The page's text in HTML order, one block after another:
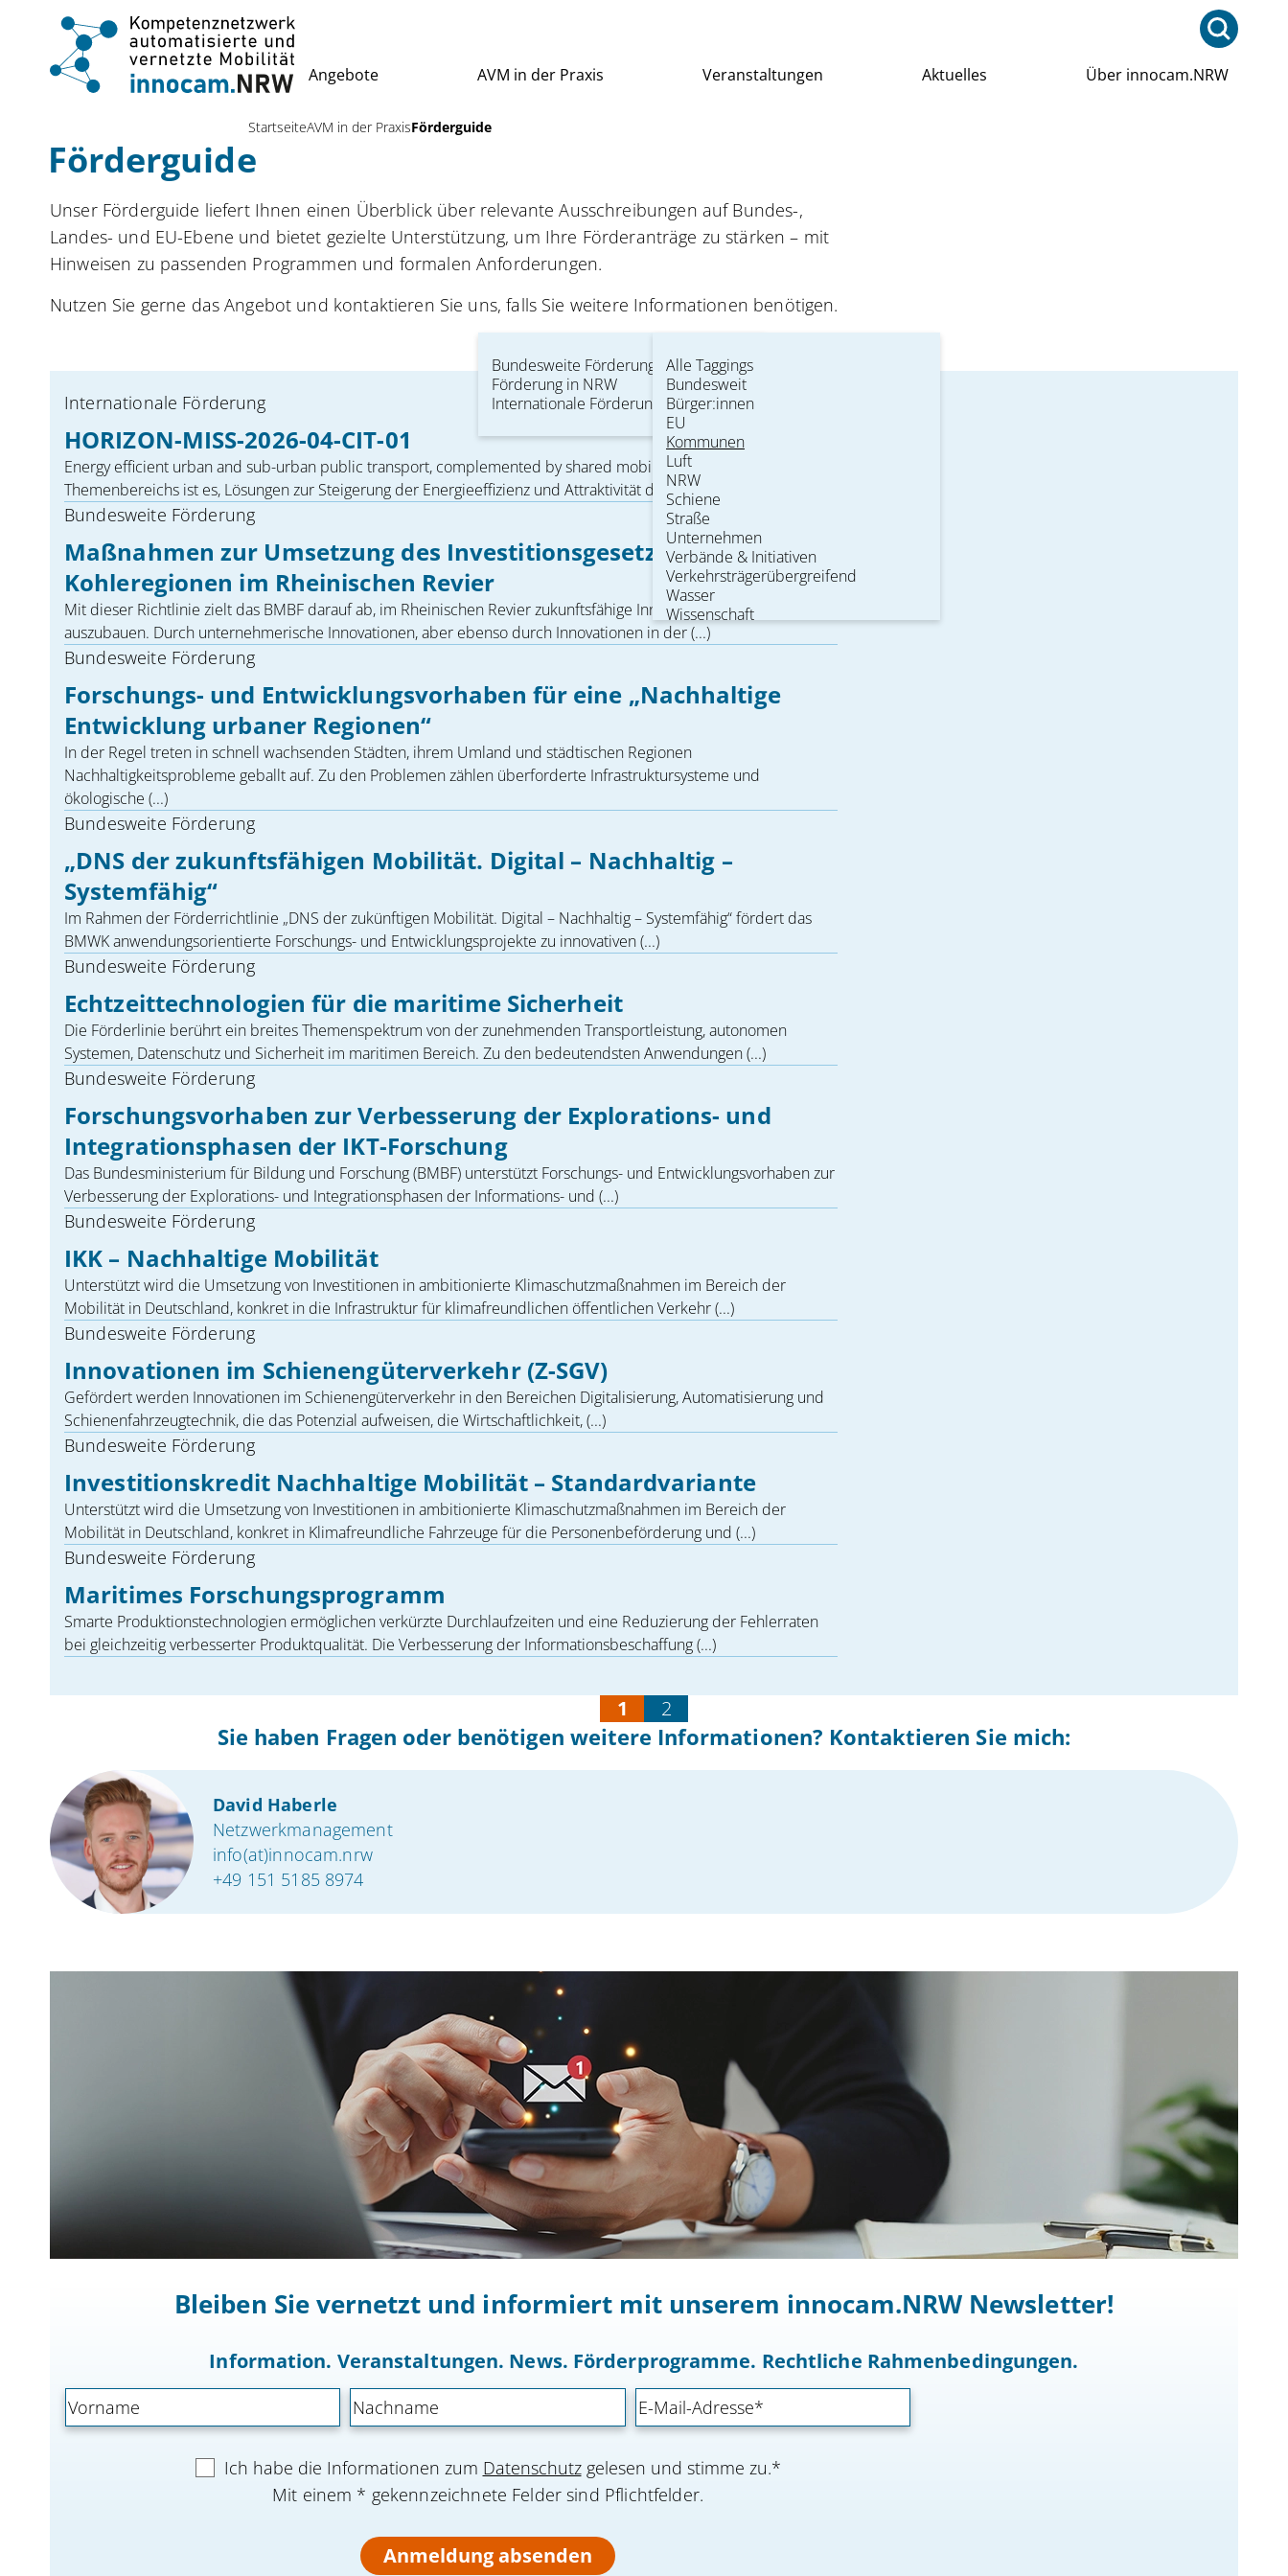
Angebote AVM in der Praxis Veranstaltungen Aktuelles Über innocam.NRW
StartseiteAVM in der PraxisFörderguide
Förderguide
Unser Förderguide liefert Ihnen einen Überblick über relevante Ausschreibungen auf Bundes-,
Landes- und EU-Ebene und bietet gezielte Unterstützung, um Ihre Förderanträge zu stärken – mit
Hinweisen zu passenden Programmen und formalen Anforderungen.
Nutzen Sie gerne das Angebot und kontaktieren Sie uns, falls Sie weitere Informationen benötigen.
Bundesweite Förderung
Förderung in NRW
Internationale Förderung
Alle Taggings
Bundesweit
Bürger:innen
EU
Kommunen
Luft
NRW
Schiene
Straße
Unternehmen
Verbände & Initiativen
Verkehrsträgerübergreifend
Wasser
Wissenschaft
HORIZON-MISS-2026-04-CIT-01
Internationale Förderung
Energy efficient urban and sub-urban public transport, complemented by shared mobility Ziel dieses
Themenbereichs ist es, Lösungen zur Steigerung der Energieeffizienz und Attraktivität des (...)
Maßnahmen zur Umsetzung des Investitionsgesetzes
Kohleregionen im Rheinischen Revier
Bundesweite Förderung
Mit dieser Richtlinie zielt das BMBF darauf ab, im Rheinischen Revier zukunftsfähige Innovationsfelder auf- und
auszubauen. Durch unternehmerische Innovationen, aber ebenso durch Innovationen in der (...)
Forschungs- und Entwicklungsvorhaben für eine „Nachhaltige
Entwicklung urbaner Regionen“
Bundesweite Förderung
In der Regel treten in schnell wachsenden Städten, ihrem Umland und städtischen Regionen
Nachhaltigkeitsprobleme geballt auf. Zu den Problemen zählen überforderte Infrastruktursysteme und
ökologische (...)
„DNS der zukunftsfähigen Mobilität. Digital – Nachhaltig –
Systemfähig“
Bundesweite Förderung
Im Rahmen der Förderrichtlinie „DNS der zukünftigen Mobilität. Digital – Nachhaltig – Systemfähig“ fördert das
BMWK anwendungsorientierte Forschungs- und Entwicklungsprojekte zu innovativen (...)
Echtzeittechnologien für die maritime Sicherheit
Bundesweite Förderung
Die Förderlinie berührt ein breites Themenspektrum von der zunehmenden Transportleistung, autonomen
Systemen, Datenschutz und Sicherheit im maritimen Bereich. Zu den bedeutendsten Anwendungen (...)
Forschungsvorhaben zur Verbesserung der Explorations- und
Integrationsphasen der IKT-Forschung
Bundesweite Förderung
Das Bundesministerium für Bildung und Forschung (BMBF) unterstützt Forschungs- und Entwicklungsvorhaben zur
Verbesserung der Explorations- und Integrationsphasen der Informations- und (...)
IKK – Nachhaltige Mobilität
Bundesweite Förderung
Unterstützt wird die Umsetzung von Investitionen in ambitionierte Klimaschutzmaßnahmen im Bereich der
Mobilität in Deutschland, konkret in die Infrastruktur für klimafreundlichen öffentlichen Verkehr (...)
Innovationen im Schienengüterverkehr (Z-SGV)
Bundesweite Förderung
Gefördert werden Innovationen im Schienengüterverkehr in den Bereichen Digitalisierung, Automatisierung und
Schienenfahrzeugtechnik, die das Potenzial aufweisen, die Wirtschaftlichkeit, (...)
Investitionskredit Nachhaltige Mobilität – Standardvariante
Bundesweite Förderung
Unterstützt wird die Umsetzung von Investitionen in ambitionierte Klimaschutzmaßnahmen im Bereich der
Mobilität in Deutschland, konkret in Klimafreundliche Fahrzeuge für die Personenbeförderung und (...)
Maritimes Forschungsprogramm
Bundesweite Förderung
Smarte Produktionstechnologien ermöglichen verkürzte Durchlaufzeiten und eine Reduzierung der Fehlerraten
bei gleichzeitig verbesserter Produktqualität. Die Verbesserung der Informationsbeschaffung (...)
1 2
Sie haben Fragen oder benötigen weitere Informationen? Kontaktieren Sie mich:
David Haberle
Netzwerkmanagement
info(at)innocam.nrw
+49 151 5185 8974
Bleiben Sie vernetzt und informiert mit unserem innocam.NRW Newsletter!
Information. Veranstaltungen. News. Förderprogramme. Rechtliche Rahmenbedingungen.
Ich habe die Informationen zum Datenschutzgelesen und stimme zu.*
Mit einem * gekennzeichnete Felder sind Pflichtfelder.
Anmeldung absenden